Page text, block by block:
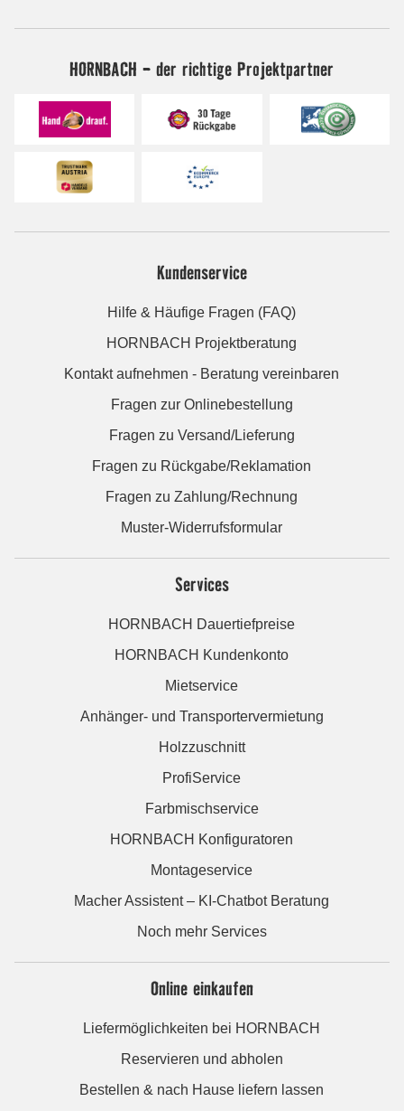
HORNBACH - der richtige Projektpartner
Kundenservice
Hilfe & Häufige Fragen (FAQ)
HORNBACH Projektberatung
Kontakt aufnehmen - Beratung vereinbaren
Fragen zur Onlinebestellung
Fragen zu Versand/Lieferung
Fragen zu Rückgabe/Reklamation
Fragen zu Zahlung/Rechnung
Muster-Widerrufsformular
Services
HORNBACH Dauertiefpreise
HORNBACH Kundenkonto
Mietservice
Anhänger- und Transportervermietung
Holzzuschnitt
ProfiService
Farbmischservice
HORNBACH Konfiguratoren
Montageservice
Macher Assistent – KI-Chatbot Beratung
Noch mehr Services
Online einkaufen
Liefermöglichkeiten bei HORNBACH
Reservieren und abholen
Bestellen & nach Hause liefern lassen